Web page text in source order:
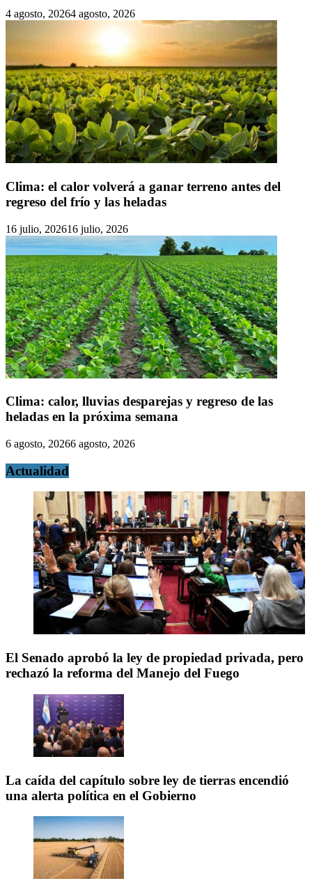
4 agosto, 20264 agosto, 2026
Clima: el calor volverá a ganar terreno antes del
regreso del frío y las heladas
16 julio, 202616 julio, 2026
Clima: calor, lluvias desparejas y regreso de las
heladas en la próxima semana
6 agosto, 20266 agosto, 2026
Actualidad
El Senado aprobó la ley de propiedad privada, pero
rechazó la reforma del Manejo del Fuego
La caída del capítulo sobre ley de tierras encendió
una alerta política en el Gobierno